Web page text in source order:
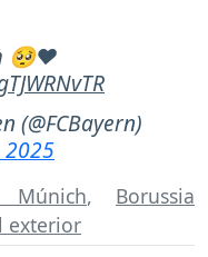
🥺❤️
(@FCBayern)
2025
Múnich, Borussia
exterior